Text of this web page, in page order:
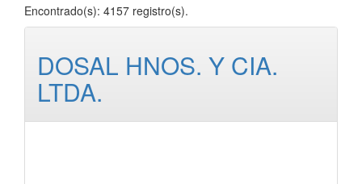
Encontrado(s): 4157 registro(s).
DOSAL HNOS. Y CIA.
LTDA.